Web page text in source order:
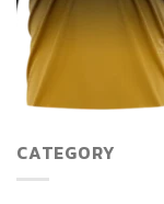
CATEGORY